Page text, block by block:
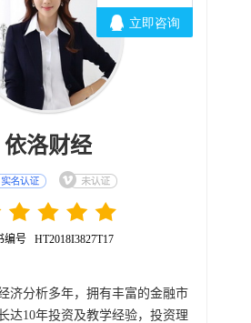
依洛财经
编号 HT2018I3827T17
济分析多年，拥有丰富的金融市
达10年投资及教学经验，投资理